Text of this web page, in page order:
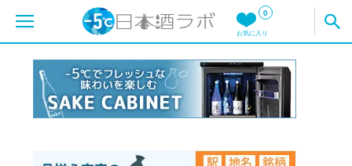
0
お気に入り